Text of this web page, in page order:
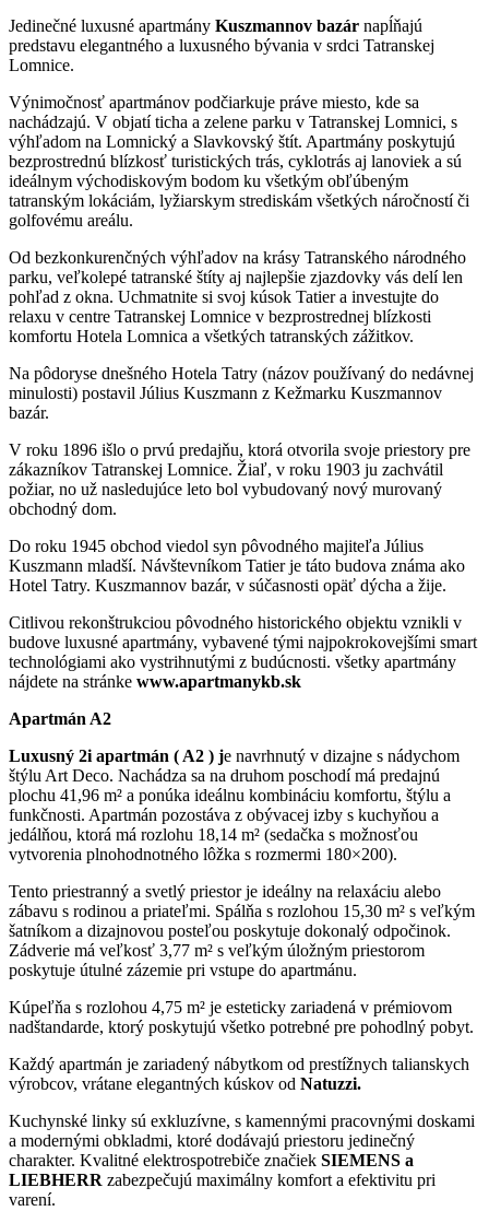
Jedinečné luxusné apartmány Kuszmannov bazár napĺňajú
predstavu elegantného a luxusného bývania v srdci Tatranskej
Lomnice.
Výnimočnosť apartmánov podčiarkuje práve miesto, kde sa
nachádzajú. V objatí ticha a zelene parku v Tatranskej Lomnici, s
výhľadom na Lomnický a Slavkovský štít. Apartmány poskytujú
bezprostrednú blízkosť turistických trás, cyklotrás aj lanoviek a sú
ideálnym východiskovým bodom ku všetkým obľúbeným
tatranským lokáciám, lyžiarskym strediskám všetkých náročností či
golfovému areálu.
Od bezkonkurenčných výhľadov na krásy Tatranského národného
parku, veľkolepé tatranské štíty aj najlepšie zjazdovky vás delí len
pohľad z okna. Uchmatnite si svoj kúsok Tatier a investujte do
relaxu v centre Tatranskej Lomnice v bezprostrednej blízkosti
komfortu Hotela Lomnica a všetkých tatranských zážitkov.
Na pôdoryse dnešného Hotela Tatry (názov používaný do nedávnej
minulosti) postavil Július Kuszmann z Kežmarku Kuszmannov
bazár.
V roku 1896 išlo o prvú predajňu, ktorá otvorila svoje priestory pre
zákazníkov Tatranskej Lomnice. Žiaľ, v roku 1903 ju zachvátil
požiar, no už nasledujúce leto bol vybudovaný nový murovaný
obchodný dom.
Do roku 1945 obchod viedol syn pôvodného majiteľa Július
Kuszmann mladší. Návštevníkom Tatier je táto budova známa ako
Hotel Tatry. Kuszmannov bazár, v súčasnosti opäť dýcha a žije.
Citlivou rekonštrukciou pôvodného historického objektu vznikli v
budove luxusné apartmány, vybavené tými najpokrokovejšími smart
technológiami ako vystrihnutými z budúcnosti. všetky apartmány
nájdete na stránke www.apartmanykb.sk
Apartmán A2
Luxusný 2i apartmán ( A2 ) je navrhnutý v dizajne s nádychom
štýlu Art Deco. Nachádza sa na druhom poschodí má predajnú
plochu 41,96 m² a ponúka ideálnu kombináciu komfortu, štýlu a
funkčnosti. Apartmán pozostáva z obývacej izby s kuchyňou a
jedálňou, ktorá má rozlohu 18,14 m² (sedačka s možnosťou
vytvorenia plnohodnotného lôžka s rozmermi 180×200).
Tento priestranný a svetlý priestor je ideálny na relaxáciu alebo
zábavu s rodinou a priateľmi. Spálňa s rozlohou 15,30 m² s veľkým
šatníkom a dizajnovou posteľou poskytuje dokonalý odpočinok.
Zádverie má veľkosť 3,77 m² s veľkým úložným priestorom
poskytuje útulné zázemie pri vstupe do apartmánu.
Kúpeľňa s rozlohou 4,75 m² je esteticky zariadená v prémiovom
nadštandarde, ktorý poskytujú všetko potrebné pre pohodlný pobyt.
Každý apartmán je zariadený nábytkom od prestížnych talianskych
výrobcov, vrátane elegantných kúskov od Natuzzi.
Kuchynské linky sú exkluzívne, s kamennými pracovnými doskami
a modernými obkladmi, ktoré dodávajú priestoru jedinečný
charakter. Kvalitné elektrospotrebiče značiek SIEMENS a
LIEBHERR zabezpečujú maximálny komfort a efektivitu pri
varení.